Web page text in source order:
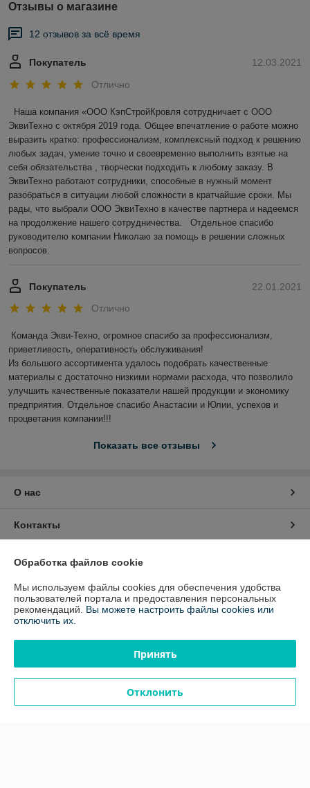
Отзывы о магазине
12 отзывов за всё время
12.03.2021
Покупатель
Отлично
Наша компания «ООО КэпСтройКровля сотрудничает с ООО
ЭквиТехно с октября 2019 года. Общее впечатление о работе можно
выразить кратко: профессионализм, комплексный подход к решению
любых задач, умение точно и своевременно выполнить взятые на
себя обязательства , творчески подходить к любому заказу. В
ЭквиТехно работают сотрудники, способные в нужный момент
разобраться в ситуации любой сложности в кратчайшие сроки. Мы
рады, что выбрали ООО ЭквиТехно в качестве партнера и надеемся
на продолжение нашего сотрудничества.   Отдельное спасибо
руководителю компании Николаю за помощь в решении сложных
вопросов.
22.01.2021
Покупатель
Отлично
Команда Экви-Техно, огромное спасибо за профессионализм,
приветливость, оперативность обслуживания!
Из большого ассортимента удалось подобрать качественные
материалы с достаточно низкими нормами расхода, что позволило
улучшить качественные показатели нашей продукции и экономику
предприятия. Отдельное спасибо Анастасии и Юлии, успехов и
процветания компании!!!
Показать все отзывы
О нас
Контакты
Доставка и оплата
График работы
Полная версия сайта
Политика обработки cookies
Сайт создан на платформе Deal.by
Обработка файлов cookie
Мы используем файлы cookies для обеспечения удобства
пользователей портала и предоставления персональных
рекомендаций. Вы можете настроить файлы cookies или
отключить их.
Принять
Отклонить